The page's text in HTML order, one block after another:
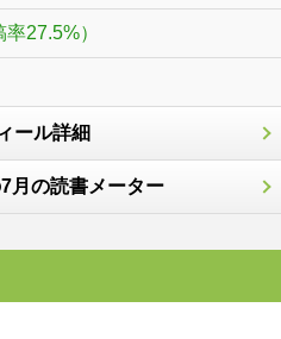
27.5%）
ール詳細
月の読書メーター